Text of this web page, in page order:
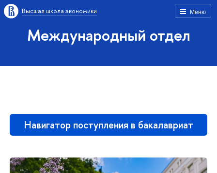
Меню
Высшая школа экономики
Международный отдел
Навигатор поступления в бакалавриат